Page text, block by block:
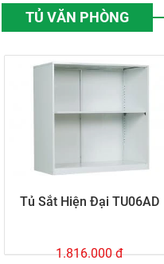
TỦ VĂN PHÒNG
Tủ Sắt Hiện Đại TU06AD
1.816.000 đ